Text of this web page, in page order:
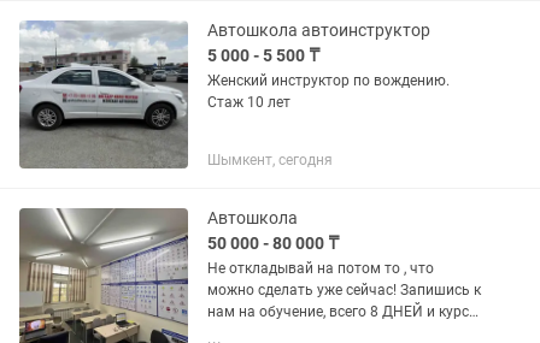
вакансия ашық 2. Нақты алдыға
қойған...
Автошкола автоинструктор
5 000 - 5 500 ₸
Женский инструктор по вождению.
Стаж 10 лет
Шымкент, сегодня
Автошкола
50 000 - 80 000 ₸
Не откладывай на потом то , что
можно сделать уже сейчас! Запишись к
нам на обучение, всего 8 ДНЕЙ и курс